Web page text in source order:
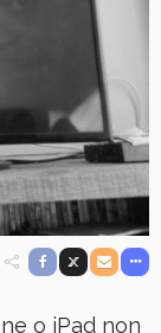
o iPad non